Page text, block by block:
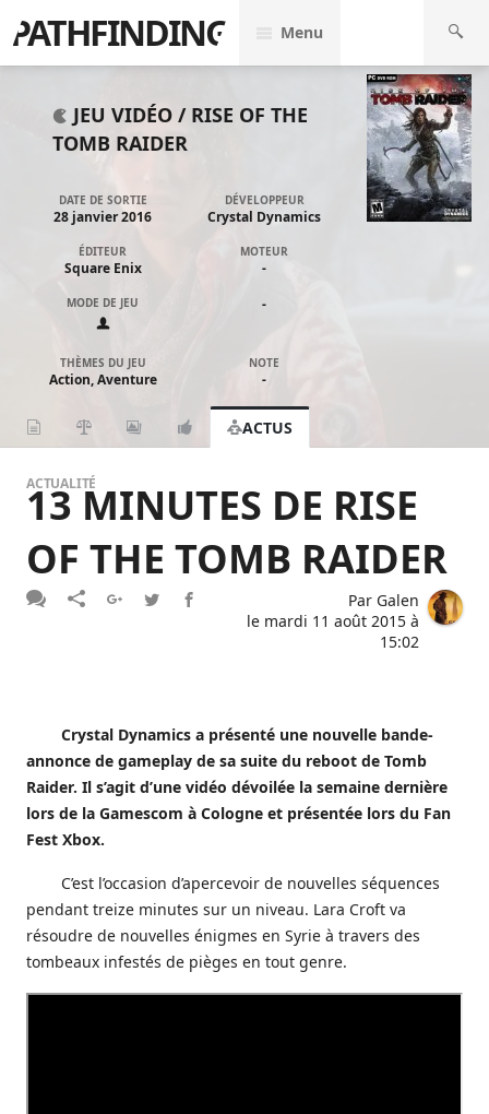
PATHFINDING Menu
JEU VIDÉO / RISE OF THE
TOMB RAIDER
DATE DE SORTIE
28 janvier 2016
DÉVELOPPEUR
Crystal Dynamics
ÉDITEUR
Square Enix
MOTEUR
-
MODE DE JEU -
THÈMES DU JEU
Action, Aventure
NOTE
-
ACTUS
ACTUALITÉ
13 MINUTES DE RISE
OF THE TOMB RAIDER
Par Galen
le mardi 11 août 2015 à
15:02
Crystal Dynamics a présenté une nouvelle bande-
annonce de gameplay de sa suite du reboot de Tomb
Raider. Il s’agit d’une vidéo dévoilée la semaine dernière
lors de la Gamescom à Cologne et présentée lors du Fan
Fest Xbox.
C’est l’occasion d’apercevoir de nouvelles séquences
pendant treize minutes sur un niveau. Lara Croft va
résoudre de nouvelles énigmes en Syrie à travers des
tombeaux infestés de pièges en tout genre.